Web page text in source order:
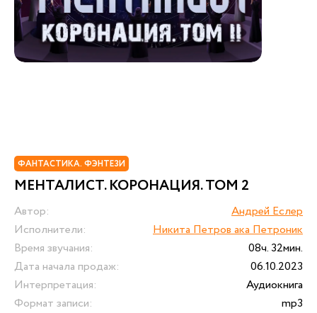
ФАНТАСТИКА. ФЭНТЕЗИ
МЕНТАЛИСТ. КОРОНАЦИЯ. ТОМ 2
Автор:
Андрей Еслер
Исполнители:
Никита Петров ака Петроник
Время звучания:
08ч. 32мин.
Дата начала продаж:
06.10.2023
Интерпретация:
Аудиокнига
Формат записи:
mp3